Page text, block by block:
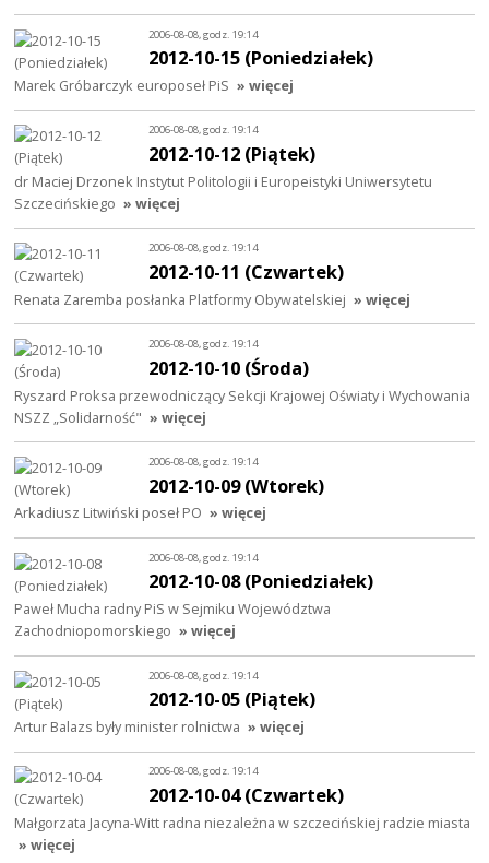
2006-08-08, godz. 19:14
2012-10-15 (Poniedziałek)
Marek Gróbarczyk europoseł PiS » więcej
2006-08-08, godz. 19:14
2012-10-12 (Piątek)
dr Maciej Drzonek Instytut Politologii i Europeistyki Uniwersytetu
Szczecińskiego » więcej
2006-08-08, godz. 19:14
2012-10-11 (Czwartek)
Renata Zaremba posłanka Platformy Obywatelskiej » więcej
2006-08-08, godz. 19:14
2012-10-10 (Środa)
Ryszard Proksa przewodniczący Sekcji Krajowej Oświaty i Wychowania
NSZZ „Solidarność" » więcej
2006-08-08, godz. 19:14
2012-10-09 (Wtorek)
Arkadiusz Litwiński poseł PO » więcej
2006-08-08, godz. 19:14
2012-10-08 (Poniedziałek)
Paweł Mucha radny PiS w Sejmiku Województwa
Zachodniopomorskiego » więcej
2006-08-08, godz. 19:14
2012-10-05 (Piątek)
Artur Balazs były minister rolnictwa » więcej
2006-08-08, godz. 19:14
2012-10-04 (Czwartek)
Małgorzata Jacyna-Witt radna niezależna w szczecińskiej radzie miasta
» więcej